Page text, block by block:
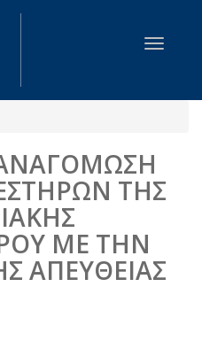
Toggle
ΑΝΑΓΟΜΩΣΗ
ΤΗΣ
ΜΕ ΤΗΝ
ΑΠΕΥΘΕΙΑΣ